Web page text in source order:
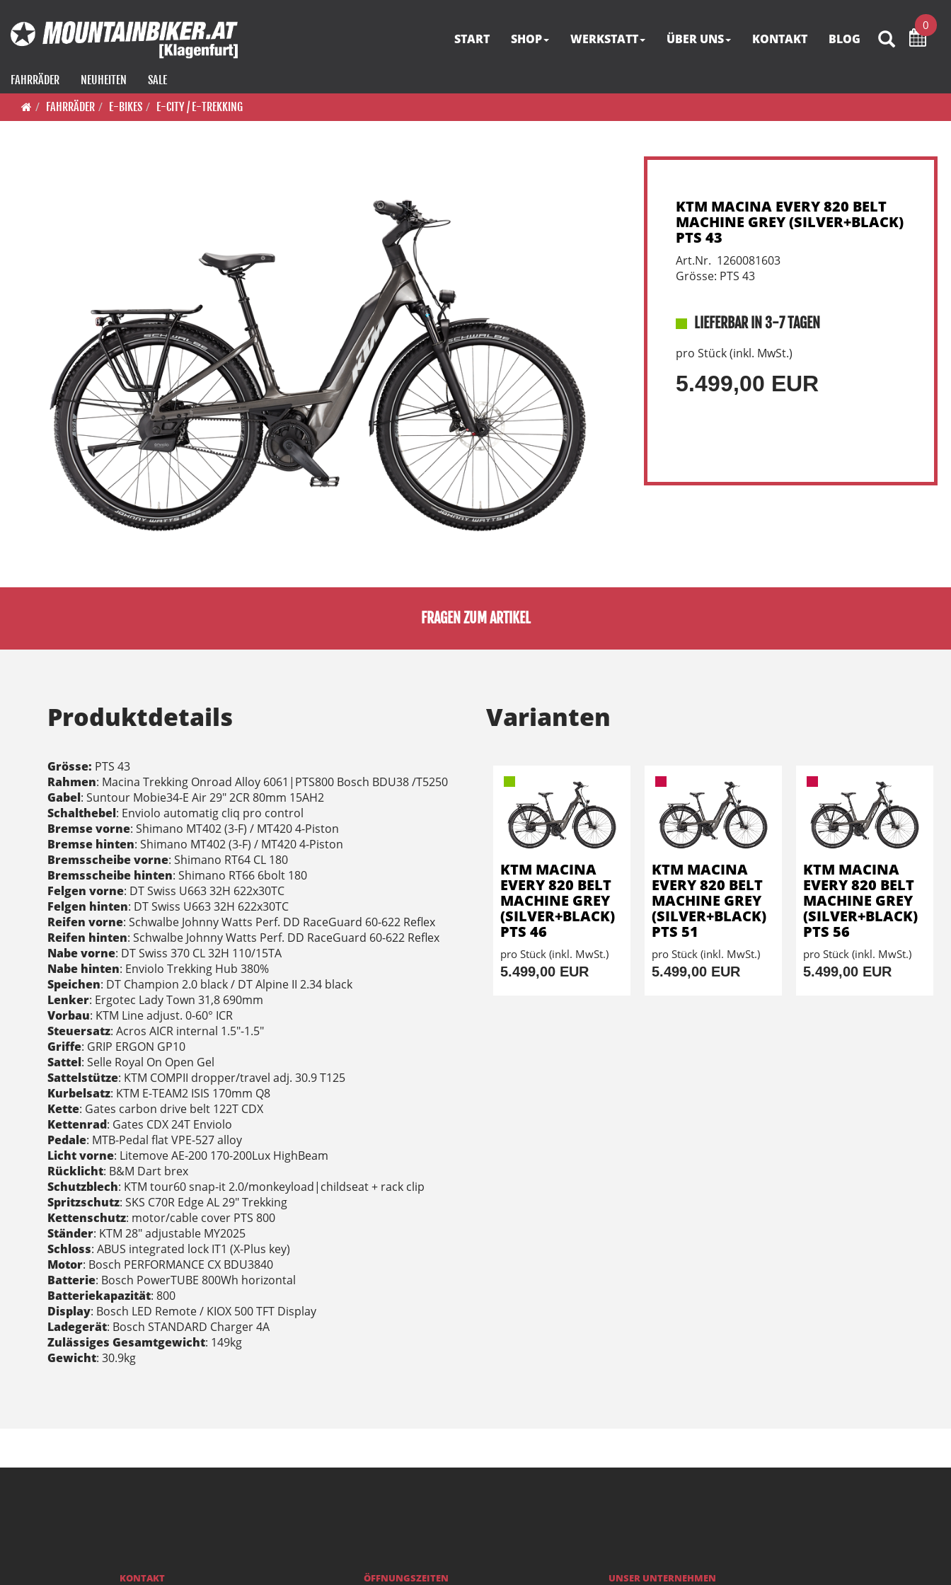
0
START SHOP WERKSTATT ÜBER UNS KONTAKT BLOG
FAHRRÄDER NEUHEITEN
SALE
FAHRRÄDER
E-BIKES E-CITY / E-TREKKING
KTM MACINA EVERY 820 BELT
MACHINE GREY (SILVER+BLACK)
PTS 43
Art.Nr. 1260081603
Grösse: PTS 43
LIEFERBAR IN 3-7 TAGEN
pro Stück (inkl. MwSt.)
5.499,00 EUR
FRAGEN ZUM ARTIKEL
Produktdetails
Grösse: PTS 43
Rahmen: Macina Trekking Onroad Alloy 6061|PTS800 Bosch BDU38 /T5250
Gabel: Suntour Mobie34-E Air 29" 2CR 80mm 15AH2
Schalthebel: Enviolo automatig cliq pro control
Bremse vorne: Shimano MT402 (3-F) / MT420 4-Piston
Bremse hinten: Shimano MT402 (3-F) / MT420 4-Piston
Bremsscheibe vorne: Shimano RT64 CL 180
Bremsscheibe hinten: Shimano RT66 6bolt 180
Felgen vorne: DT Swiss U663 32H 622x30TC
Felgen hinten: DT Swiss U663 32H 622x30TC
Reifen vorne: Schwalbe Johnny Watts Perf. DD RaceGuard 60-622 Reflex
Reifen hinten: Schwalbe Johnny Watts Perf. DD RaceGuard 60-622 Reflex
Nabe vorne: DT Swiss 370 CL 32H 110/15TA
Nabe hinten: Enviolo Trekking Hub 380%
Speichen: DT Champion 2.0 black / DT Alpine II 2.34 black
Lenker: Ergotec Lady Town 31,8 690mm
Vorbau: KTM Line adjust. 0-60° ICR
Steuersatz: Acros AICR internal 1.5"-1.5"
Griffe: GRIP ERGON GP10
Sattel: Selle Royal On Open Gel
Sattelstütze: KTM COMPII dropper/travel adj. 30.9 T125
Kurbelsatz: KTM E-TEAM2 ISIS 170mm Q8
Kette: Gates carbon drive belt 122T CDX
Kettenrad: Gates CDX 24T Enviolo
Pedale: MTB-Pedal flat VPE-527 alloy
Licht vorne: Litemove AE-200 170-200Lux HighBeam
Rücklicht: B&M Dart brex
Schutzblech: KTM tour60 snap-it 2.0/monkeyload|childseat + rack clip
Spritzschutz: SKS C70R Edge AL 29" Trekking
Kettenschutz: motor/cable cover PTS 800
Ständer: KTM 28" adjustable MY2025
Schloss: ABUS integrated lock IT1 (X-Plus key)
Motor: Bosch PERFORMANCE CX BDU3840
Batterie: Bosch PowerTUBE 800Wh horizontal
Batteriekapazität: 800
Display: Bosch LED Remote / KIOX 500 TFT Display
Ladegerät: Bosch STANDARD Charger 4A
Zulässiges Gesamtgewicht: 149kg
Gewicht: 30.9kg
Varianten
KTM MACINA
EVERY 820 BELT
MACHINE GREY
(SILVER+BLACK)
PTS 46
pro Stück (inkl. MwSt.)
5.499,00 EUR
KTM MACINA
EVERY 820 BELT
MACHINE GREY
(SILVER+BLACK)
PTS 51
pro Stück (inkl. MwSt.)
5.499,00 EUR
KTM MACINA
EVERY 820 BELT
MACHINE GREY
(SILVER+BLACK)
PTS 56
pro Stück (inkl. MwSt.)
5.499,00 EUR
KONTAKT ÖFFNUNGSZEITEN UNSER UNTERNEHMEN